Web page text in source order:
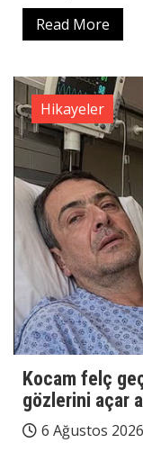
Read More
Hikayeler
Kocam felç
gözlerini açar
6 Ağustos 2026